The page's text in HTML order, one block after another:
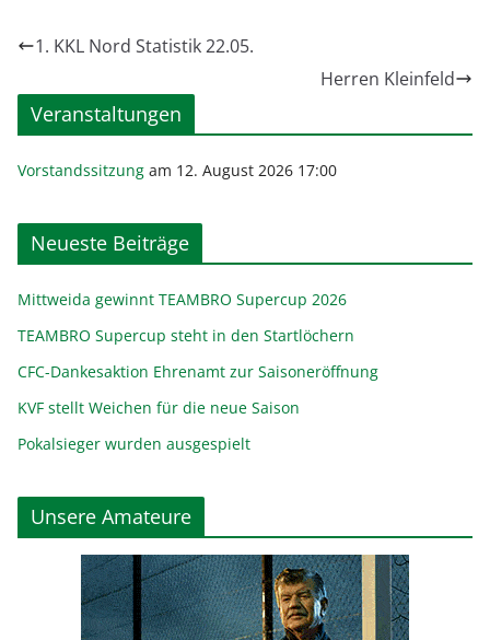
1. KKL Nord Statistik 22.05.
Herren Kleinfeld
Veranstaltungen
Vorstandssitzung am 12. August 2026 17:00
Neueste Beiträge
Mittweida gewinnt TEAMBRO Supercup 2026
TEAMBRO Supercup steht in den Startlöchern
CFC-Dankesaktion Ehrenamt zur Saisoneröffnung
KVF stellt Weichen für die neue Saison
Pokalsieger wurden ausgespielt
Unsere Amateure